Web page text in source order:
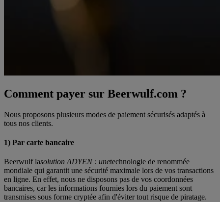
Comment payer sur Beerwulf.com ?
Nous proposons plusieurs modes de paiement sécurisés adaptés à
tous nos clients.
1) Par carte bancaire
Beerwulf lasolution ADYEN : unetechnologie de renommée
mondiale qui garantit une sécurité maximale lors de vos transactions
en ligne. En effet, nous ne disposons pas de vos coordonnées
bancaires, car les informations fournies lors du paiement sont
transmises sous forme cryptée afin d'éviter tout risque de piratage.